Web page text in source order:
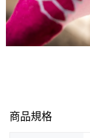
商品規格